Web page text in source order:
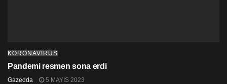
KORONAVİRÜS
Pandemi resmen sona erdi
Gazedda 5 MAYIS 2023